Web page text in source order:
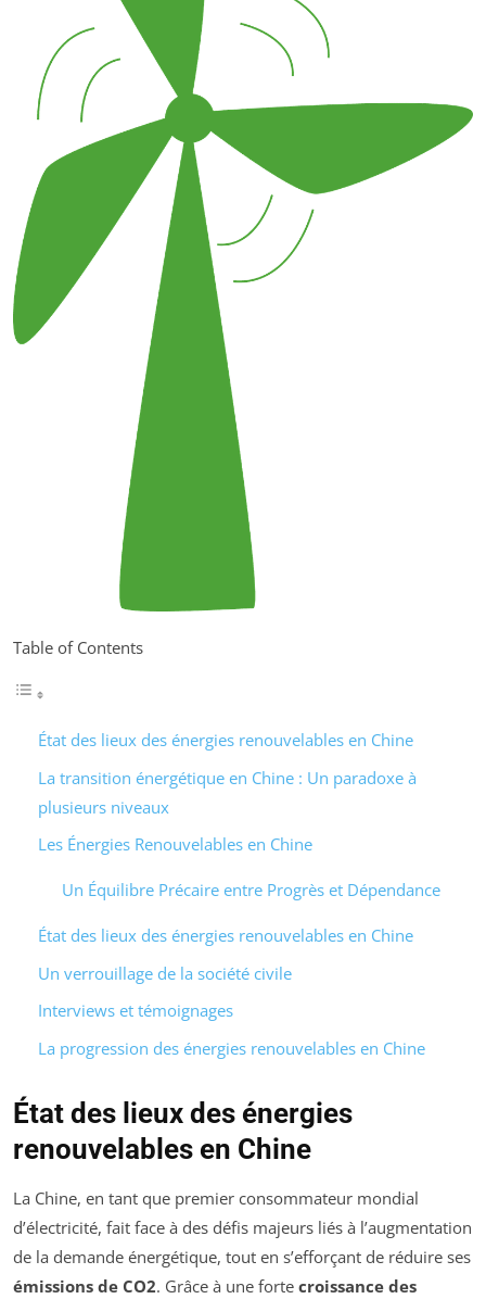
Table of Contents
État des lieux des énergies renouvelables en Chine
La transition énergétique en Chine : Un paradoxe à
plusieurs niveaux
Les Énergies Renouvelables en Chine
Un Équilibre Précaire entre Progrès et Dépendance
État des lieux des énergies renouvelables en Chine
Un verrouillage de la société civile
Interviews et témoignages
La progression des énergies renouvelables en Chine
État des lieux des énergies
renouvelables en Chine
La Chine, en tant que premier consommateur mondial
d’électricité, fait face à des défis majeurs liés à l’augmentation
de la demande énergétique, tout en s’efforçant de réduire ses
émissions de CO2. Grâce à une forte croissance des